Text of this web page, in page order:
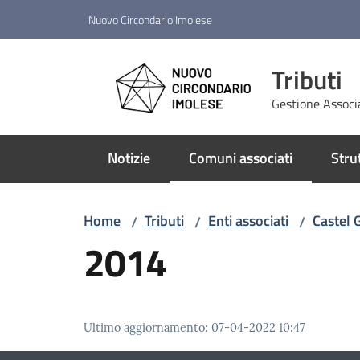
Nuovo Circondario Imolese
Tributi
Gestione
Notizie Comuni associati
Menu selezionato
Home / Tributi / Enti associati / Castel
2014
Ultimo aggiornamento: 07-04-2022 10:47